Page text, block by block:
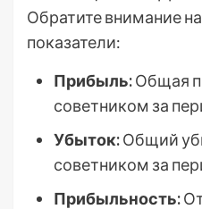
Обратите внимание
показатели:
Прибыль:Общая
советником за
Убыток:Общий
советником за
Прибыльность: